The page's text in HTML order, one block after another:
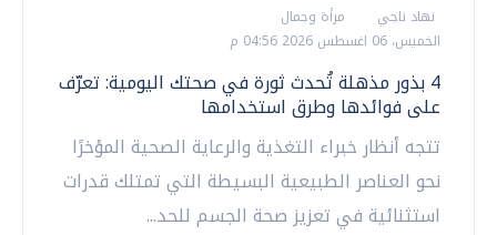
نهاد ناجي
مرأة وجمال
الخميس، 06 اغسطس 2026 04:56 م
4 بذور مذهلة تُحدث ثورة في صحتك اليومية: تعرّف
على فوائدها وطرق استخدامها
تتجه أنظار خبراء التغذية والرعاية الصحية المؤخرًا
نحو العناصر الطبيعية البسيطة التي تمتلك قدرات
استثنائية في تعزيز صحة الجسم للحد...